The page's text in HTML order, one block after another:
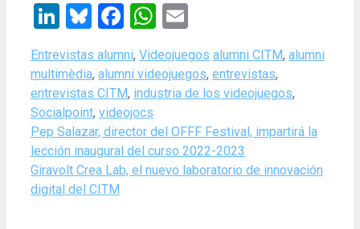
LinkedIn
Bluesky
Facebook
WhatsApp
Categories
Entrevistas alumni, Videojuegos Tags
alumni CITM, alumni
multimèdia, alumni videojuegos, entrevistas,
entrevistas CITM, industria de los videojuegos,
Socialpoint, videojocs
Pep Salazar, director del OFFF Festival, impartirá la
lección inaugural del curso 2022-2023
Giravolt Crea Lab, el nuevo laboratorio de innovación
digital del CITM